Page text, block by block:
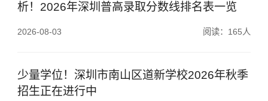
析！2026年深圳普高录取分数线排名表一览
2026-08-03 阅读：165人
少量学位！深圳市南山区道新学校2026年秋季
招生正在进行中